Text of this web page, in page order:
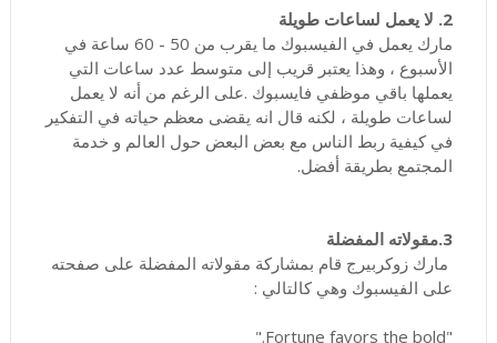
2. لا يعمل لساعات طويلة
مارك يعمل في الفيسبوك ما يقرب من 50 - 60 ساعة في
الأسبوع ، وهذا يعتبر قريب إلى متوسط عدد ساعات التي
يعملها باقي موظفي فايسبوك .على الرغم من أنه لا يعمل
لساعات طويلة ، لكنه قال انه يقضى معظم حياته في التفكير
في كيفية ربط الناس مع بعض البعض حول العالم و خدمة
المجتمع بطريقة أفضل.
3.مقولاته المفضلة
مارك زوكربيرج قام بمشاركة مقولاته المفضلة على صفحته
على الفيسبوك وهي كالتالي :
"Fortune favors the bold."